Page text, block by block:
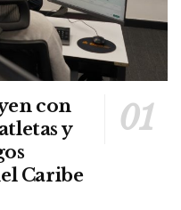
con
y
Caribe